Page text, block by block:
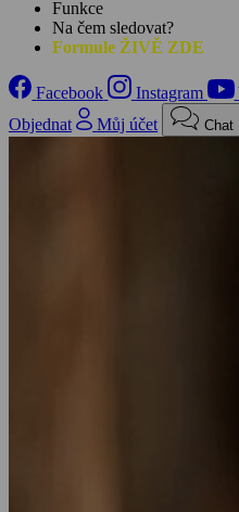
Funkce
Na čem sledovat?
Formule ŽIVĚ ZDE
Facebook Instagram
Objednat
Můj účet Chat